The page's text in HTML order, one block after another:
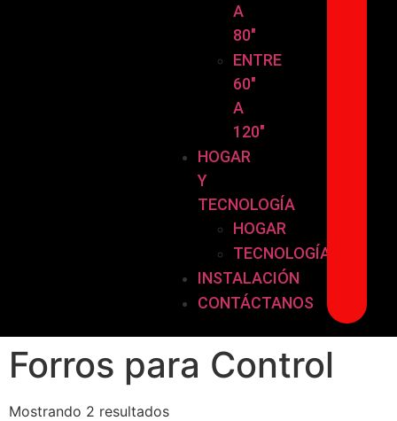
A
80″
ENTRE
60″
A
120″
HOGAR
Y
TECNOLOGÍA
HOGAR
TECNOLOGÍA
INSTALACIÓN
CONTÁCTANOS
Forros para Control
Mostrando 2 resultados